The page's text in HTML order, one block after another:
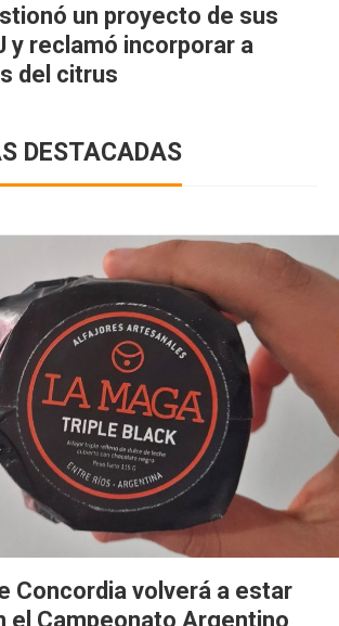
un proyecto de sus
y reclamó incorporar a
del citrus
DESTACADAS
Concordia volverá a estar
el Campeonato Argentino